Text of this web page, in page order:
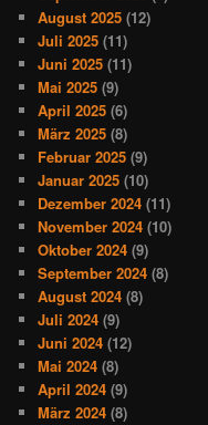
August 2025 (12)
Juli 2025 (11)
Juni 2025 (11)
Mai 2025 (9)
April 2025 (6)
März 2025 (8)
Februar 2025 (9)
Januar 2025 (10)
Dezember 2024 (11)
November 2024 (10)
Oktober 2024 (9)
September 2024 (8)
August 2024 (8)
Juli 2024 (9)
Juni 2024 (12)
Mai 2024 (8)
April 2024 (9)
März 2024 (8)